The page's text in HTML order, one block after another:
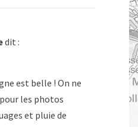
dit :
est belle ! On ne
pour les photos
et pluie de